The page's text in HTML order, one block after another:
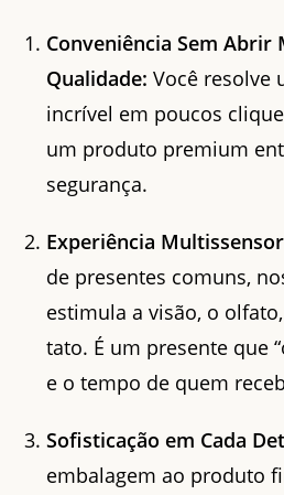
Conveniência Sem Abrir
Qualidade: Você resolve
incrível em poucos
um produto premium
segurança.
Experiência
de presentes comuns,
estimula a visão, o
tato. É um presente que
e o tempo de quem
Sofisticação em Cada
embalagem ao produto